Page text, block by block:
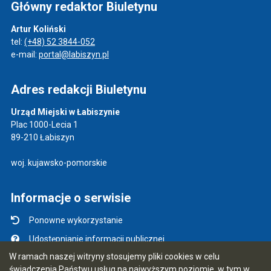
W ramach naszej witryny stosujemy pliki cookies w celu
świadczenia Państwu usług na najwyższym poziomie, w tym w
Główny redaktor Biuletynu
Artur Koliński
tel: (+48) 52 3844-052
e-mail: portal@labiszyn.pl
Adres redakcji Biuletynu
Urząd Miejski w Łabiszynie
Plac 1000-Lecia 1
89-210 Łabiszyn
woj. kujawsko-pomorskie
Informacje o serwisie
Ponowne wykorzystanie
Udostępnianie informacji publicznej
Mapa serwisu